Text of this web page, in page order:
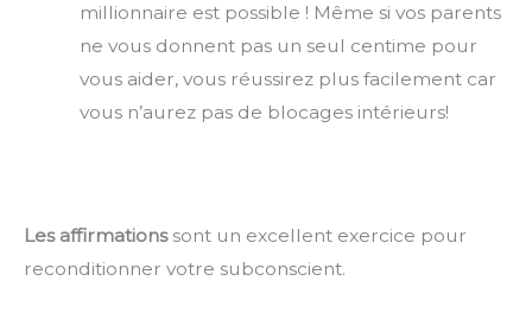
millionnaire est possible ! Même si vos parents
ne vous donnent pas un seul centime pour
vous aider, vous réussirez plus facilement car
vous n’aurez pas de blocages intérieurs!
Les affirmationssont un excellent exercice pour
reconditionner votre subconscient.